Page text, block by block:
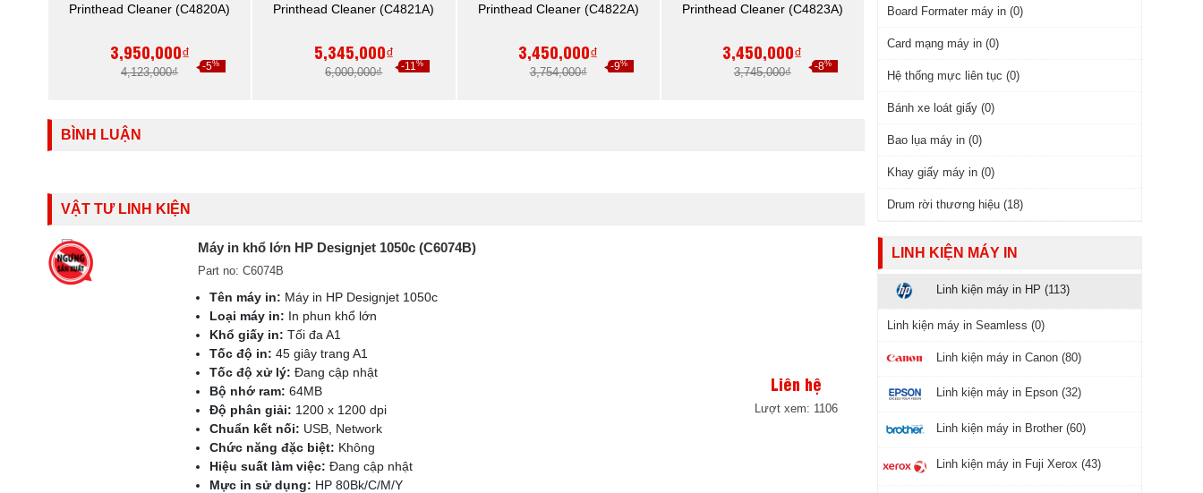
Printhead Cleaner (C4820A)
3,950,000₫
4,123,000₫ -5%
Printhead Cleaner (C4821A)
5,345,000₫
6,000,000₫ -11%
Printhead Cleaner (C4822A)
3,450,000₫
3,754,000₫ -9%
Printhead Cleaner (C4823A)
3,450,000₫
3,745,000₫ -8%
BÌNH LUẬN
VẬT TƯ LINH KIỆN
Máy in khổ lớn HP Designjet 1050c (C6074B)
Part no: C6074B
Tên máy in: Máy in HP Designjet 1050c
Loại máy in: In phun khổ lớn
Khổ giấy in: Tối đa A1
Tốc độ in: 45 giây trang A1
Tốc độ xử lý: Đang cập nhật
Bộ nhớ ram: 64MB
Độ phân giải: 1200 x 1200 dpi
Chuẩn kết nối: USB, Network
Chức năng đặc biệt: Không
Hiệu suất làm việc: Đang cập nhật
Mực in sử dụng: HP 80Bk/C/M/Y
Liên hệ
Lượt xem: 1106
Board Formater máy in (0)
Card mạng máy in (0)
Hệ thống mực liên tục (0)
Bánh xe loát giấy (0)
Bao lụa máy in (0)
Khay giấy máy in (0)
Drum rời thương hiệu (18)
LINH KIỆN MÁY IN
Linh kiện máy in HP (113)
Linh kiện máy in Seamless (0)
Linh kiện máy in Canon (80)
Linh kiện máy in Epson (32)
Linh kiện máy in Brother (60)
Linh kiện máy in Fuji Xerox (43)